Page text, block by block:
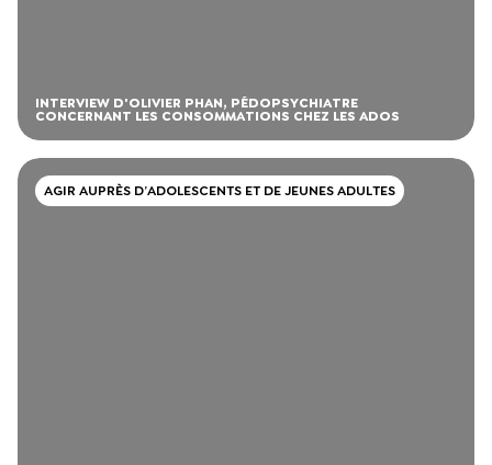
INTERVIEW D'OLIVIER PHAN, PÉDOPSYCHIATRE
CONCERNANT LES CONSOMMATIONS CHEZ LES ADOS
AGIR AUPRÈS D’ADOLESCENTS ET DE JEUNES ADULTES